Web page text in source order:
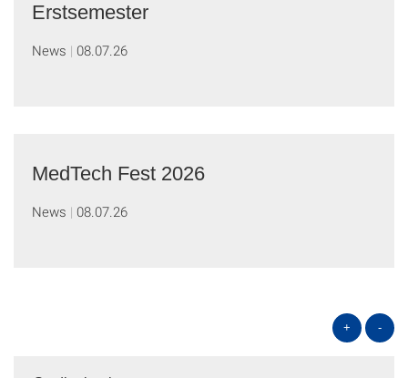
Erstsemester
News 08.07.26
MedTech Fest 2026
News 08.07.26
+ -